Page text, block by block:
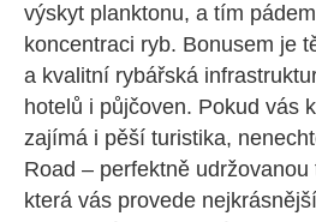
výskyt planktonu, a tím
koncentraci ryb. Bonusem je
a kvalitní rybářská
hotelů i půjčoven. Pokud vás
zajímá i pěší turistika,
Road – perfektně
která vás provede